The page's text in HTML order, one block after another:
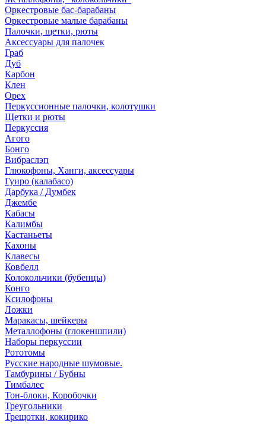
Оркестровые бас-барабаны
Оркестровые малые барабаны
Палочки, щетки, рюты
Аксессуары для палочек
Граб
Дуб
Карбон
Клен
Орех
Перкуссионные палочки, колотушки
Щетки и рюты
Перкуссия
Агого
Бонго
Вибраслэп
Глюкофоны, Ханги, аксессуары
Гуиро (калабасо)
Дарбука / Думбек
Джембе
Кабасы
Калимбы
Кастаньеты
Кахоны
Клавесы
Ковбелл
Колокольчики (бубенцы)
Конго
Ксилофоны
Ложки
Маракасы, шейкеры
Металлофоны (глокеншпили)
Наборы перкуссии
Рототомы
Русские народные шумовые.
Тамбурины / Бубны
Тимбалес
Тон-блоки, Коробочки
Треугольники
Трещотки, кокирико